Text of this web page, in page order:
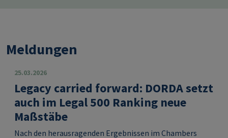
Meldungen
25.03.2026
Legacy carried forward: DORDA setzt
auch im Legal 500 Ranking neue
Maßstäbe
Nach den herausragenden Ergebnissen im Chambers